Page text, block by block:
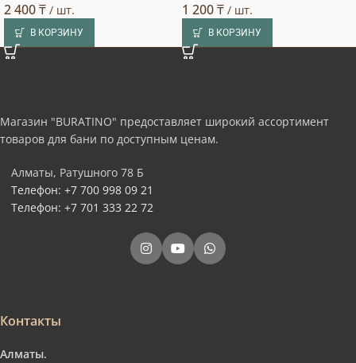
2 400₸ / шт.
В КОРЗИНУ
1 200₸ / шт.
В КОРЗИНУ
Магазин "BURATINO" предоставляет широкий ассортимент
товаров для бани по доступным ценам.
Алматы, Ратушного 78 Б
Телефон: +7 700 998 09 21
Телефон: +7 701 333 22 72
Контакты
Алматы.